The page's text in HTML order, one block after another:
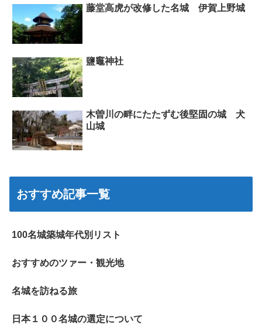
藤堂高虎が改修した名城 伊賀上野城
鹽竈神社
木曽川の畔にたたずむ後堅固の城 犬
山城
おすすめ記事一覧
100名城築城年代別リスト
おすすめのツァー・観光地
名城を訪ねる旅
日本１００名城の選定について